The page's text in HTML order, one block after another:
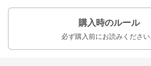
購入時のルール
必ず購入前にお読みください